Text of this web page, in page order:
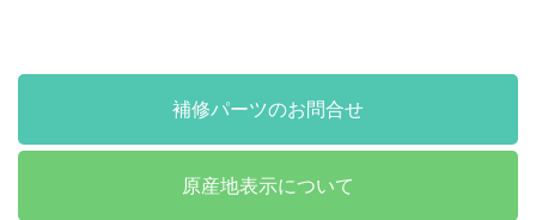
補修パーツのお問合せ
原産地表示について